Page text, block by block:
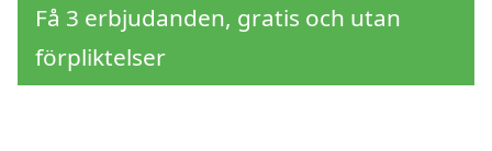
Få 3 erbjudanden, gratis och utan
förpliktelser